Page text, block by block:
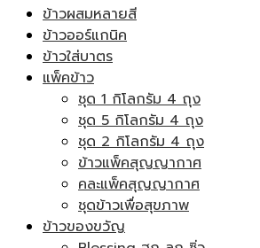
ข้าวผสมหลายสี
ข้าวออร์แกนิค
ข้าวใส่บาตร
แพ็คข้าว
ชุด 1 กิโลกรัม 4 ถุง
ชุด 5 กิโลกรัม 4 ถุง
ชุด 2 กิโลกรัม 4 ถุง
ข้าวแพ็คสุญญากาศ
คละแพ็คสุญญากาศ
ชุดข้าวเพื่อสุขภาพ
ข้าวของขวัญ